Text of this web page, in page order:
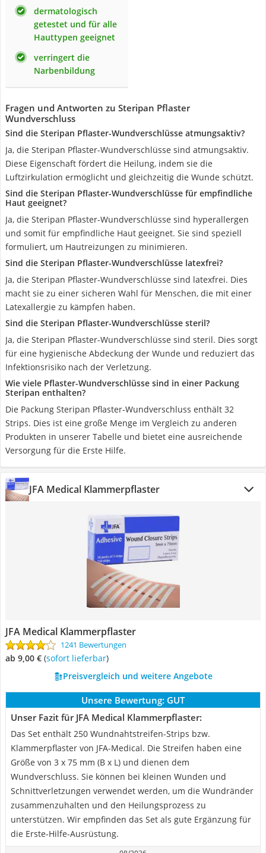
dermatologisch
getestet und für alle
Hauttypen geeignet
verringert die
Narbenbildung
Fragen und Antworten zu Steripan Pflaster
Wundverschluss
Sind die Steripan Pflaster-Wundverschlüsse atmungsaktiv?
Ja, die Steripan Pflaster-Wundverschlüsse sind atmungsaktiv.
Diese Eigenschaft fördert die Heilung, indem sie die
Luftzirkulation ermöglicht und gleichzeitig die Wunde schützt.
Sind die Steripan Pflaster-Wundverschlüsse für empfindliche
Haut geeignet?
Ja, die Steripan Pflaster-Wundverschlüsse sind hyperallergen
und somit für empfindliche Haut geeignet. Sie sind speziell
formuliert, um Hautreizungen zu minimieren.
Sind die Steripan Pflaster-Wundverschlüsse latexfrei?
Ja, die Steripan Pflaster-Wundverschlüsse sind latexfrei. Dies
macht sie zu einer sicheren Wahl für Menschen, die mit einer
Latexallergie zu kämpfen haben.
Sind die Steripan Pflaster-Wundverschlüsse steril?
Ja, die Steripan Pflaster-Wundverschlüsse sind steril. Dies sorgt
für eine hygienische Abdeckung der Wunde und reduziert das
Infektionsrisiko nach der Verletzung.
Wie viele Pflaster-Wundverschlüsse sind in einer Packung
Steripan enthalten?
Die Packung Steripan Pflaster-Wundverschluss enthält 32
Strips. Dies ist eine große Menge im Vergleich zu anderen
Produkten in unserer Tabelle und bietet eine ausreichende
Versorgung für die Erste Hilfe.
JFA Medical Klammerpflaster
JFA Medical Klammerpflaster
1241 Bewertungen
ab 9,00 € ( Sofort lieferbar)
Preisvergleich und weitere Angebote
Unsere Bewertung: GUT
Unser Fazit für JFA Medical Klammerpflaster:
Das Set enthält 250 Wundnahtstreifen-Strips bzw.
Klammerpflaster von JFA-Medical. Die Streifen haben eine
Größe von 3 x 75 mm (B x L) und dienen dem
Wundverschluss. Sie können bei kleinen Wunden und
Schnittverletzungen verwendet werden, um die Wundränder
zusammenzuhalten und den Heilungsprozess zu
unterstützen. Wir empfinden das Set als gute Ergänzung für
die Erste-Hilfe-Ausrüstung.